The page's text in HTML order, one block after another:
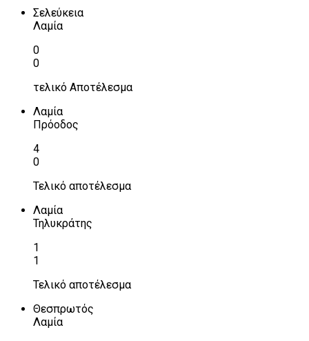
Σελεύκεια
Λαμία
0
0
τελικό Αποτέλεσμα
Λαμία
Πρόοδος
4
0
Τελικό αποτέλεσμα
Λαμία
Τηλυκράτης
1
1
Τελικό αποτέλεσμα
Θεσπρωτός
Λαμία